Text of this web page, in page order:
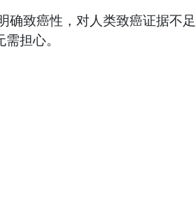
致癌性，对人类致癌证据不
担心。